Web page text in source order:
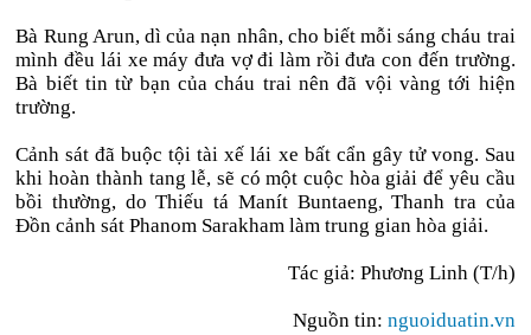
Bà Rung Arun, dì của nạn nhân, cho biết mỗi sáng cháu trai
mình đều lái xe máy đưa vợ đi làm rồi đưa con đến trường.
Bà biết tin từ bạn của cháu trai nên đã vội vàng tới hiện
trường.
Cảnh sát đã buộc tội tài xế lái xe bất cẩn gây tử vong. Sau
khi hoàn thành tang lễ, sẽ có một cuộc hòa giải để yêu cầu
bồi thường, do Thiếu tá Manít Buntaeng, Thanh tra của
Đồn cảnh sát Phanom Sarakham làm trung gian hòa giải.
Tác giả: Phương Linh (T/h)
Nguồn tin: nguoiduatin.vn